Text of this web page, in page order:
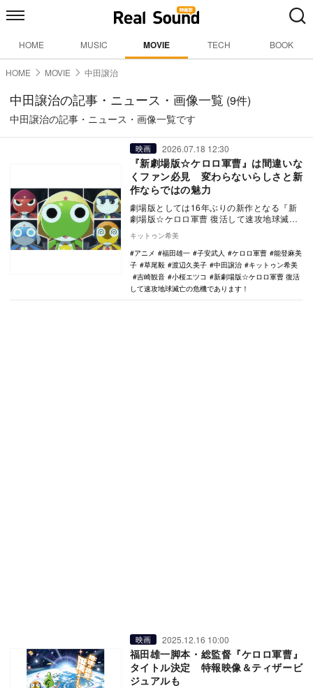
HOME MUSIC MOVIE TECH BOOK
HOME MOVIE 中田譲治
中田譲治の記事・ニュース・画像一覧 (9件)
中田譲治の記事・ニュース・画像一覧です
映画 2026.07.18 12:30
『新劇場版☆ケロロ軍曹』は間違いな
くファン必見 変わらないらしさと新
作ならではの魅力
劇場版としては16年ぶりの新作となる『新
劇場版☆ケロロ軍曹 復活して速攻地球滅亡
の危機であります！』が全国公開中だ。実
際に鑑賞し…
キットゥン希美
アニメ
福田雄一 子安武人 ケロロ軍曹
能登麻美
子
草尾毅 渡辺久美子 中田譲治
キットゥン希美
吉崎観音
小桜エツコ
新劇場版☆ケロロ軍曹 復活
して速攻地球滅亡の危機であります！
映画 2025.12.16 10:00
福田雄一脚本・総監督『ケロロ軍曹』
タイトル決定 特報映像＆ティザービ
ジュアルも